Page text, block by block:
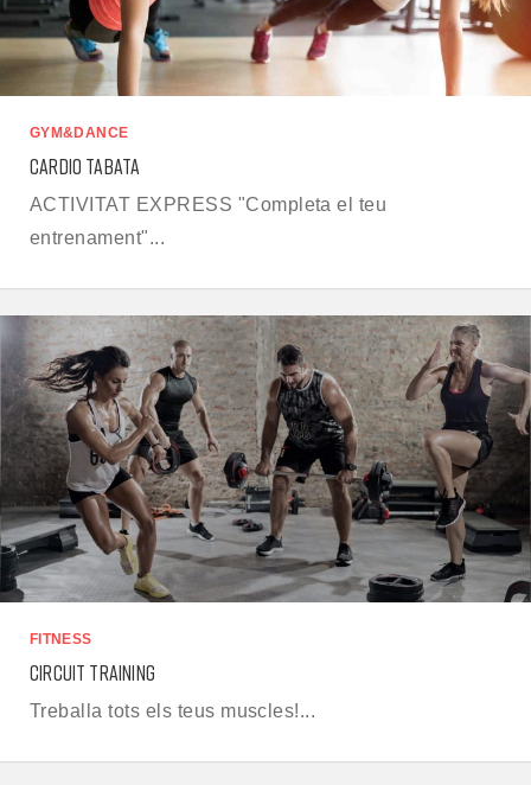
GYM&DANCE
CARDIO TABATA
ACTIVITAT EXPRESS "Completa el teu
entrenament"...
FITNESS
CIRCUIT TRAINING
Treballa tots els teus muscles!...